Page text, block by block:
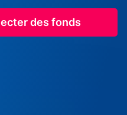
des fonds